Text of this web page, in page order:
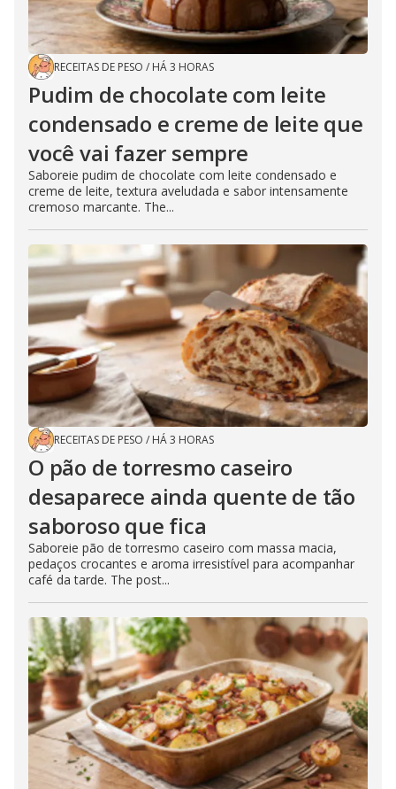
RECEITAS DE PESO / HÁ 3 HORAS
Pudim de chocolate com leite
condensado e creme de leite que
você vai fazer sempre
Saboreie pudim de chocolate com leite condensado e
creme de leite, textura aveludada e sabor intensamente
cremoso marcante. The...
RECEITAS DE PESO / HÁ 3 HORAS
O pão de torresmo caseiro
desaparece ainda quente de tão
saboroso que fica
Saboreie pão de torresmo caseiro com massa macia,
pedaços crocantes e aroma irresistível para acompanhar
café da tarde. The post...